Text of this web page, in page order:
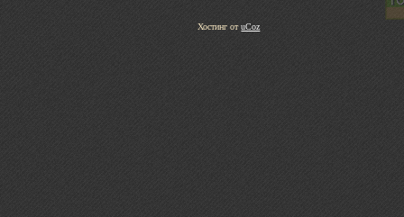
Хостинг отuCoz